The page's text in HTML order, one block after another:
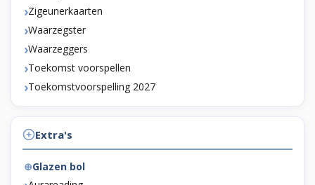
Zigeunerkaarten
Waarzegster
Waarzeggers
Toekomst voorspellen
Toekomstvoorspelling 2027
Extra's
Glazen bol